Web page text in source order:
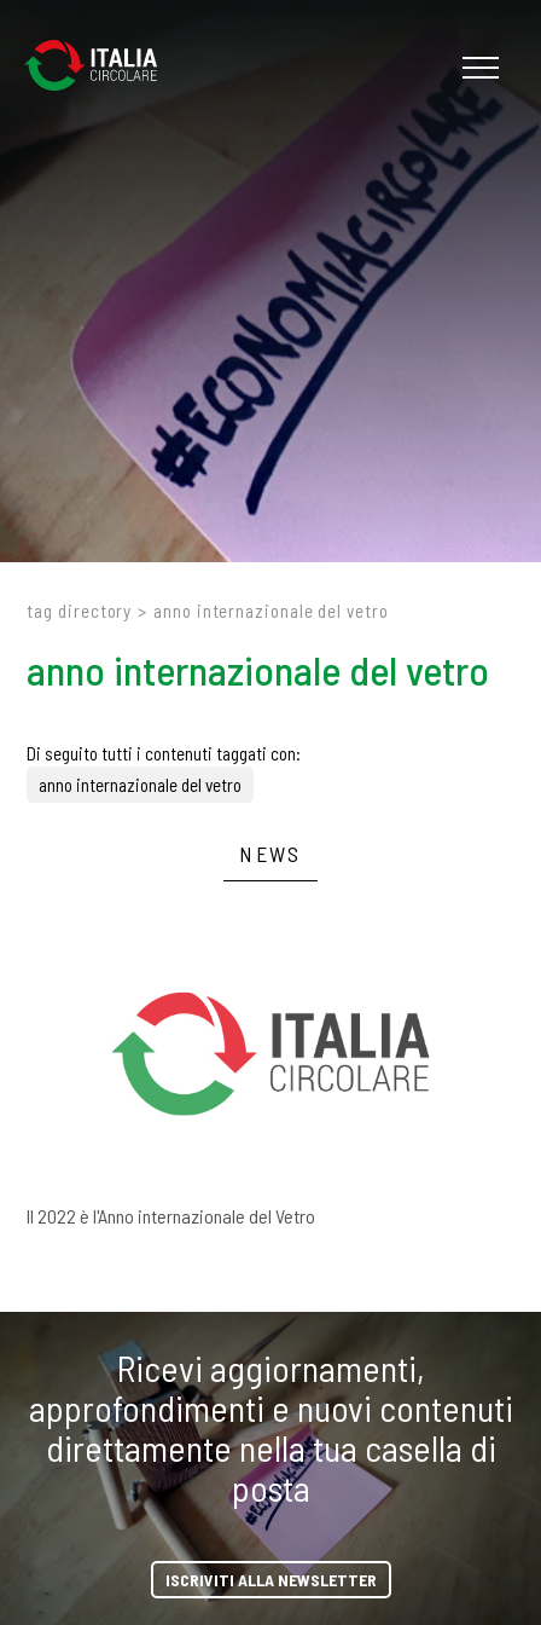
tag directory > anno internazionale del vetro
anno internazionale del vetro
Di seguito tutti i contenuti taggati con:
anno internazionale del vetro
NEWS
Il 2022 è l'Anno internazionale del Vetro
Ricevi aggiornamenti,
approfondimenti e nuovi contenuti
direttamente nella tua casella di
posta
ISCRIVITI ALLA NEWSLETTER